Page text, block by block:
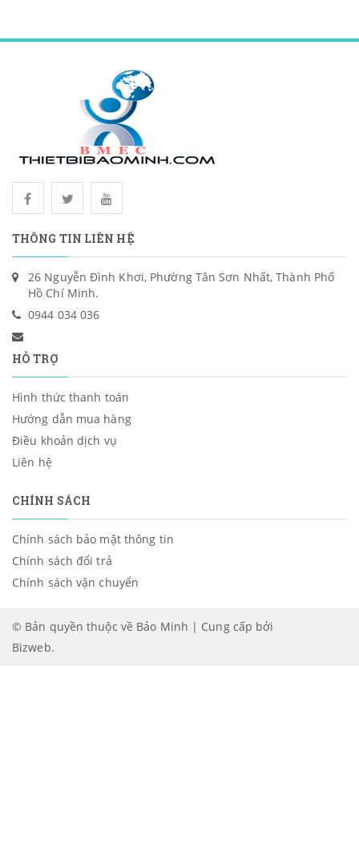
THÔNG TIN LIÊN HỆ
26 Nguyễn Đình Khơi, Phường Tân Sơn Nhất, Thành Phố
Hồ Chí Minh.
0944 034 036
HỖ TRỢ
Hình thức thanh toán
Hướng dẫn mua hàng
Điều khoản dịch vụ
Liên hệ
CHÍNH SÁCH
Chính sách bảo mật thông tin
Chính sách đổi trả
Chính sách vận chuyển
© Bản quyền thuộc về Bảo Minh | Cung cấp bởi
Bizweb.